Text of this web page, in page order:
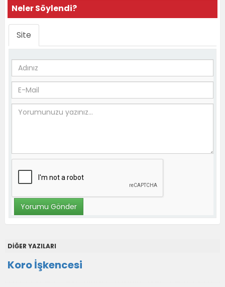
Neler Söylendi?
Site
DİĞER YAZILARI
Koro İşkencesi